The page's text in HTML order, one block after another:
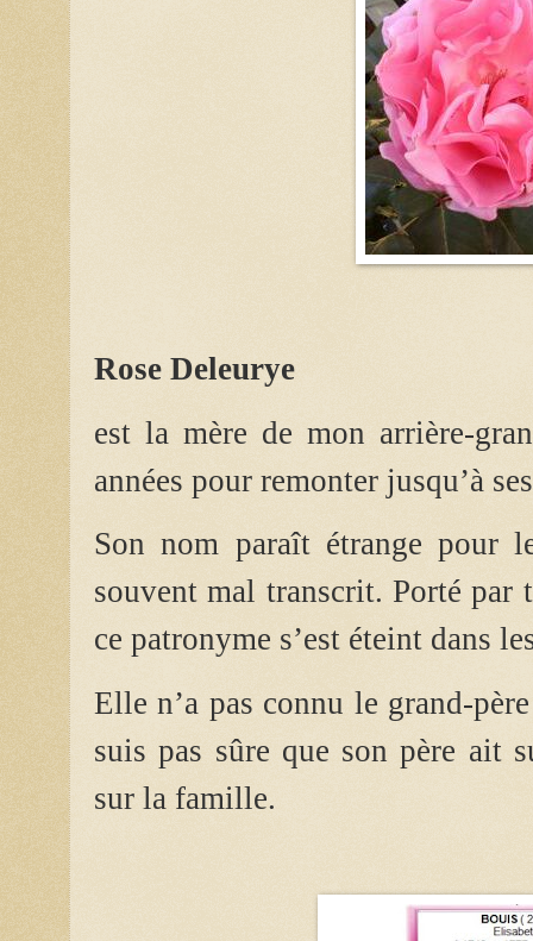
Rose Deleurye
est la mère de mon arrière-
années pour remonter jusqu’à
Son nom paraît étrange pour
souvent mal transcrit. Porté par
ce patronyme s’est éteint dans
Elle n’a pas connu le grand-
suis pas sûre que son père ait
sur la famille.